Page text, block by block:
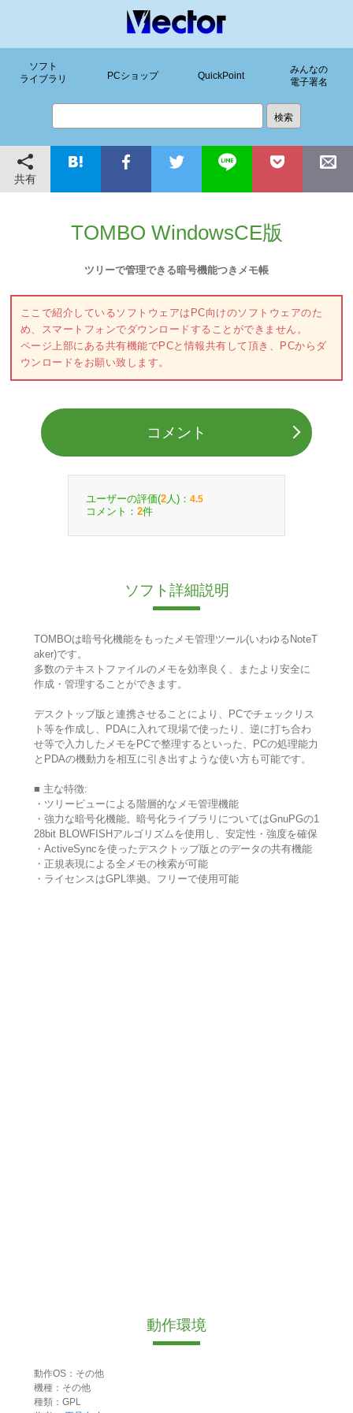
ソフト
ライブラリ
PCショップ QuickPoint
みんなの
電子署名
共有
TOMBO WindowsCE版
ツリーで管理できる暗号機能つきメモ帳
ここで紹介しているソフトウェアはPC向けのソフトウェアのた
め、スマートフォンでダウンロードすることができません。
ページ上部にある共有機能でPCと情報共有して頂き、PCからダ
ウンロードをお願い致します。
コメント
ユーザーの評価(2 人)： 4.5
コメント： 2件
ソフト詳細説明
TOMBOは暗号化機能をもったメモ管理ツール(いわゆるNoteT
aker)です。
多数のテキストファイルのメモを効率良く、またより安全に
作成・管理することができます。
デスクトップ版と連携させることにより、PCでチェックリス
ト等を作成し、PDAに入れて現場で使ったり、逆に打ち合わ
せ等で入力したメモをPCで整理するといった、PCの処理能力
とPDAの機動力を相互に引き出すような使い方も可能です。
■ 主な特徴:
・ツリービューによる階層的なメモ管理機能
・強力な暗号化機能。暗号化ライブラリについてはGnuPGの1
28bit BLOWFISHアルゴリズムを使用し、安定性・強度を確保
・ActiveSyncを使ったデスクトップ版とのデータの共有機能
・正規表現による全メモの検索が可能
・ライセンスはGPL準拠。フリーで使用可能
動作環境
動作OS：その他
機種：その他
種類：GPL